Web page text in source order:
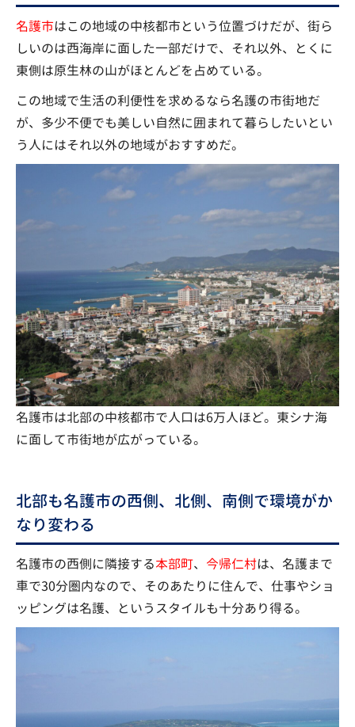
名護市はこの地域の中核都市という位置づけだが、街ら
しいのは西海岸に面した一部だけで、それ以外、とくに
東側は原生林の山がほとんどを占めている。
この地域で生活の利便性を求めるなら名護の市街地だ
が、多少不便でも美しい自然に囲まれて暮らしたいとい
う人にはそれ以外の地域がおすすめだ。
名護市は北部の中核都市で人口は6万人ほど。東シナ海
に面して市街地が広がっている。
北部も名護市の西側、北側、南側で環境がか
なり変わる
名護市の西側に隣接する本部町、 今帰仁村は、名護まで
車で30分圏内なので、そのあたりに住んで、仕事やショ
ッピングは名護、というスタイルも十分あり得る。